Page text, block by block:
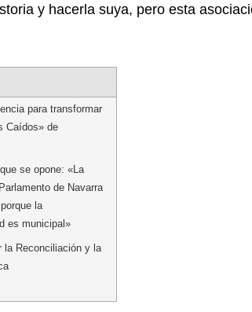
y hacerla suya, pero esta
para transformar
Caídos» de
se opone: «La
de Navarra
la
es municipal»
la Reconciliación y la